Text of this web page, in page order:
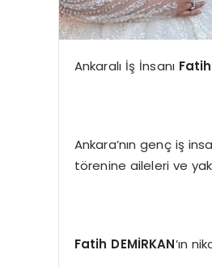
Ankaralı İş İnsanı
Ankara’nın genç iş
törenine aileleri ve
Fatih DEMİRKAN’ın